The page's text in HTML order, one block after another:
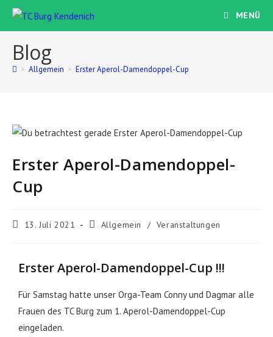
MENÜ
Blog
> Allgemein > Erster Aperol-Damendoppel-Cup
Erster Aperol-Damendoppel-
Cup
13. Juli 2021 Allgemein / Veranstaltungen
Erster Aperol-Damendoppel-Cup !!!
Für Samstag hatte unser Orga-Team Conny und Dagmar alle
Frauen des TC Burg zum 1. Aperol-Damendoppel-Cup
eingeladen.